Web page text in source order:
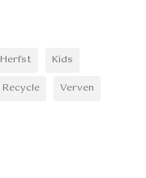
Herfst
Kids
Recycle
Verven